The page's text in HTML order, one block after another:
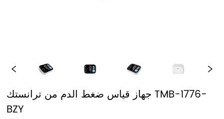
جهاز قياس ضغط الدم من ترانستك TMB-1776-
BZY